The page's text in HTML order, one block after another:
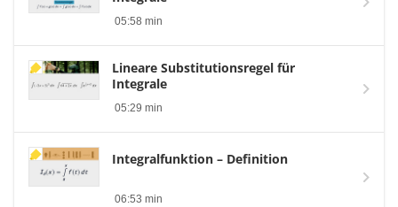
05:58 min
Lineare Substitutionsregel für
Integrale
05:29 min
Integralfunktion – Definition
06:53 min